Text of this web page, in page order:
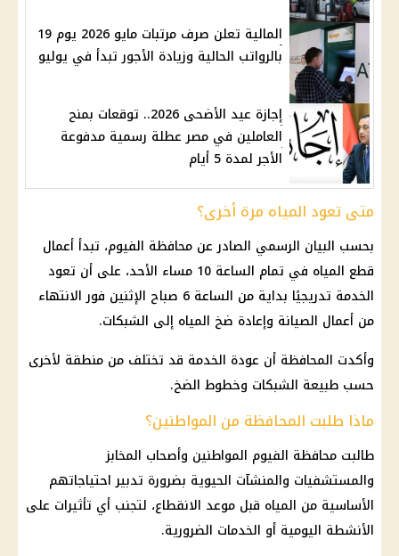
المالية تعلن صرف مرتبات مايو 2026 يوم 19
بالرواتب الحالية وزيادة الأجور تبدأ في يوليو
إجازة عيد الأضحى 2026.. توقعات بمنح
العاملين في مصر عطلة رسمية مدفوعة
الأجر لمدة 5 أيام
متى تعود المياه مرة أخرى؟
بحسب البيان الرسمي الصادر عن محافظة الفيوم، تبدأ أعمال
قطع المياه
في تمام الساعة 10 مساء الأحد، على أن تعود
الخدمة تدريجيًا بداية من الساعة 6 صباح الإثنين فور الانتهاء
من أعمال الصيانة وإعادة ضخ المياه إلى الشبكات.
وأكدت المحافظة أن عودة الخدمة قد تختلف من منطقة لأخرى
حسب طبيعة الشبكات وخطوط الضخ.
ماذا طلبت المحافظة من المواطنين؟
طالبت محافظة الفيوم المواطنين وأصحاب المخابز
والمستشفيات والمنشآت الحيوية بضرورة تدبير احتياجاتهم
الأساسية من المياه قبل موعد الانقطاع، لتجنب أي تأثيرات على
الأنشطة اليومية أو الخدمات الضرورية.